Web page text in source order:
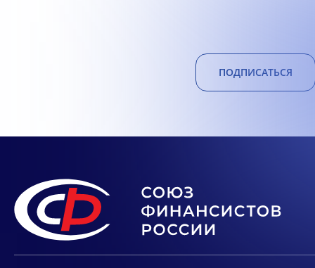
ПОДПИСАТЬСЯ